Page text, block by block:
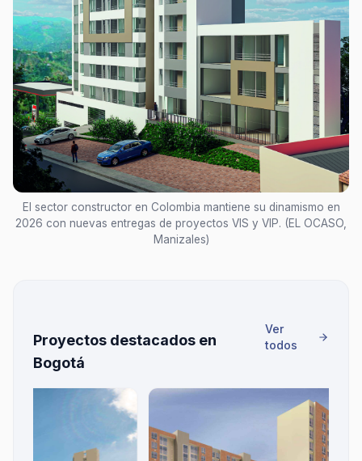
El sector constructor en Colombia mantiene su dinamismo en
2026 con nuevas entregas de proyectos VIS y VIP. (EL OCASO,
Manizales)
Proyectos destacados en
Bogotá
Ver
todos